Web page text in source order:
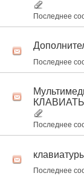
Последнее
Последнее
Последнее
Последнее